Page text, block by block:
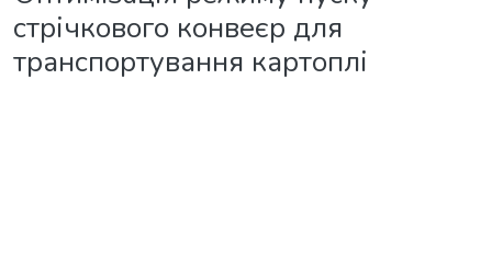
стрічкового конвеєр для
транспортування картоплі